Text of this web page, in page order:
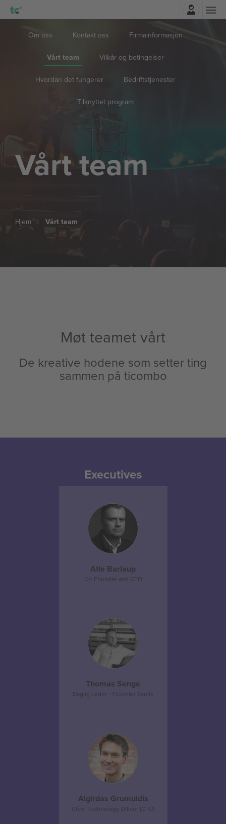
Om oss Kontakt oss Firmainformasjon
Vårt team Vilkår og betingelser
Hvordan det fungerer Bedriftstjenester
Tilknyttet program
Vårt team
Hjem Vårt team
Møt teamet vårt
De kreative hodene som setter ting
sammen på ticombo
Executives
Atle Barlaup
Co-Founder and CEO
Thomas Senge
Daglig Leder - Ticombo Sveits
Algirdas Grumuldis
Chief Technology Officer (CTO)